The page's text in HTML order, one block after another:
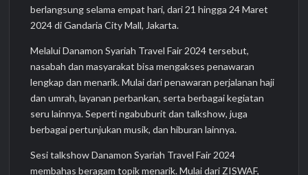
berlangsung selama empat hari, dari 21 hingga 24 Maret
2024 di Gandaria City Mall, Jakarta.
Melalui Danamon Syariah Travel Fair 2024 tersebut,
nasabah dan masyarakat bisa mengakses penawaran
lengkap dan menarik. Mulai dari penawaran perjalanan haji
dan umrah, layanan perbankan, serta berbagai kegiatan
seru lainnya. Seperti ngabuburit dan talkshow, juga
berbagai pertunjukan musik, dan hiburan lainnya.
Sesi talkshow Danamon Syariah Travel Fair 2024
membahas beragam topik menarik. Mulai dari ZISWAF,